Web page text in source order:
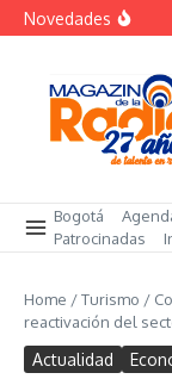
Saltar al contenido
Novedades
La
Bogotá
Patrocinadas
Home /Turismo /
reactivación del
Actualidad